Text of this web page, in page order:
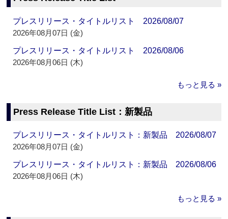
プレスリリース・タイトルリスト 2026/08/07
2026年08月07日 (金)
プレスリリース・タイトルリスト 2026/08/06
2026年08月06日 (木)
もっと見る »
Press Release Title List：新製品
プレスリリース・タイトルリスト：新製品 2026/08/07
2026年08月07日 (金)
プレスリリース・タイトルリスト：新製品 2026/08/06
2026年08月06日 (木)
もっと見る »